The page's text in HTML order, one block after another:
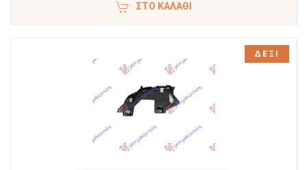
ΣΤΟ ΚΑΛΆΘΙ
ΔΕΞΙ